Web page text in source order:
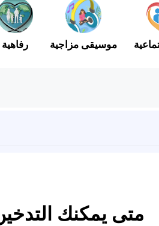
رفاهية موسيقى مزاجية
متى يمكنك